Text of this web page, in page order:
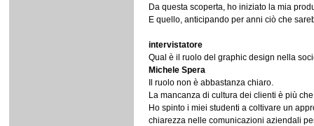
Da questa scoperta, ho iniziato la mia
E quello, anticipando per anni ciò che
intervistatore
Qual è il ruolo del graphic design nella
Michele Spera
Il ruolo non è abbastanza chiaro.
La mancanza di cultura dei clienti è più
Ho spinto i miei studenti a coltivare un
chiarezza nelle comunicazioni aziendali